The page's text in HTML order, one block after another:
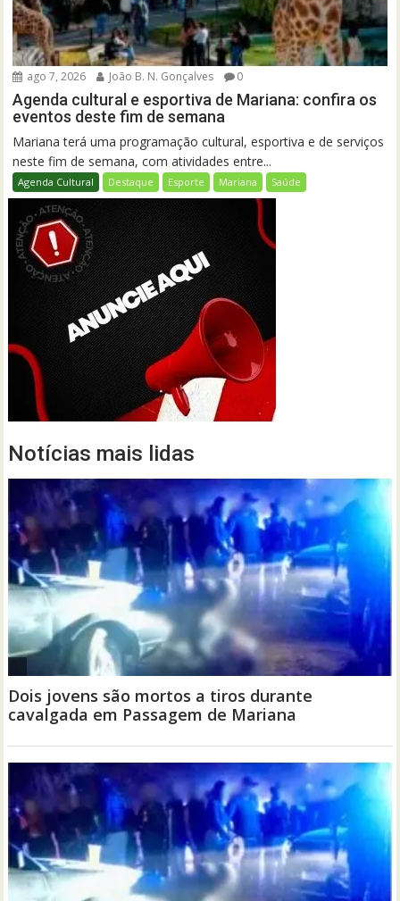
ago 7, 2026 João B. N. Gonçalves 0
Agenda cultural e esportiva de Mariana: confira os
eventos deste fim de semana
Mariana terá uma programação cultural, esportiva e de serviços
neste fim de semana, com atividades entre...
Agenda Cultural Destaque Esporte Mariana Saúde
Notícias mais lidas